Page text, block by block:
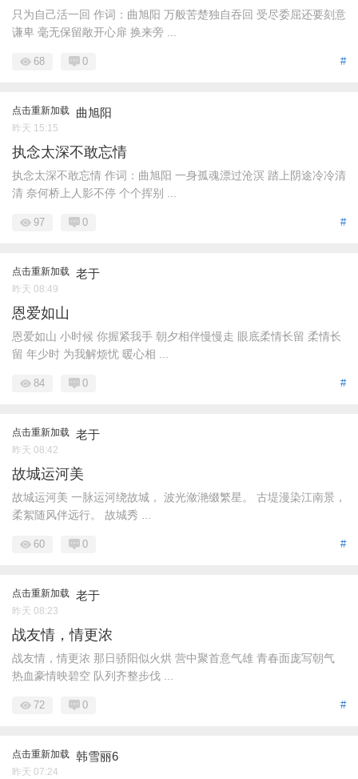
只为自己活一回 作词：曲旭阳 万般苦楚独自吞回 受尽委屈还要刻意
谦卑 毫无保留敞开心扉 换来旁 ...
#
68 0
点击重新加载 曲旭阳
昨天 15:15
执念太深不敢忘情
执念太深不敢忘情 作词：曲旭阳 一身孤魂漂过沧溟 踏上阴途冷冷清
清 奈何桥上人影不停 个个挥别 ...
#
97 0
点击重新加载 老于
昨天 08:49
恩爱如山
恩爱如山 小时候 你握紧我手 朝夕相伴慢慢走 眼底柔情长留 柔情长
留 年少时 为我解烦忧 暖心相 ...
#
84 0
点击重新加载 老于
昨天 08:42
故城运河美
故城运河美 一脉运河绕故城， 波光潋滟缀繁星。 古堤漫染江南景，
柔絮随风伴远行。 故城秀 ...
#
60 0
点击重新加载 老于
昨天 08:23
战友情，情更浓
战友情，情更浓 那日骄阳似火烘 营中聚首意气雄 青春面庞写朝气
热血豪情映碧空 队列齐整步伐 ...
#
72 0
点击重新加载 韩雪丽6
昨天 07:24